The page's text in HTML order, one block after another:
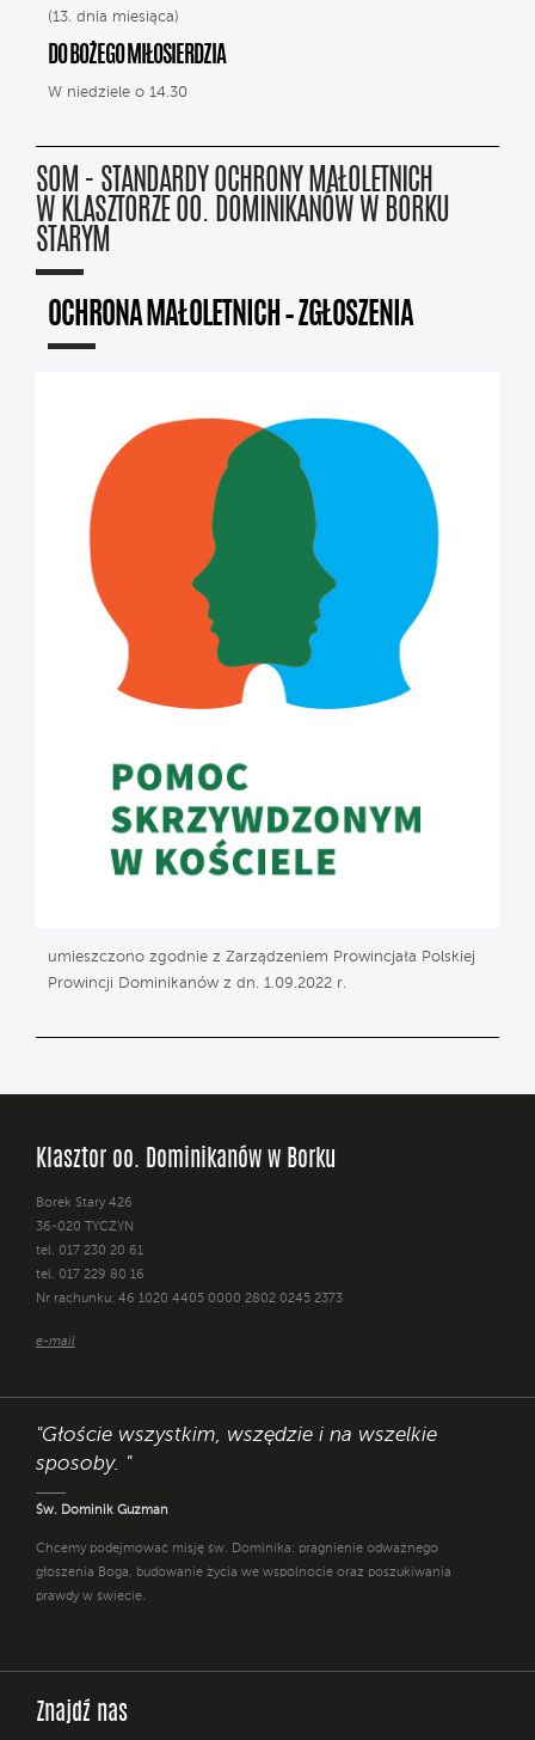
(13. dnia miesiąca)
DO BOŻEGO MIŁOSIERDZIA
W niedziele o 14.30
SOM - STANDARDY OCHRONY MAŁOLETNICH
W KLASZTORZE OO. DOMINIKANÓW W BORKU
STARYM
OCHRONA MAŁOLETNICH – ZGŁOSZENIA
umieszczono zgodnie z Zarządzeniem Prowincjała Polskiej
Prowincji Dominikanów z dn. 1.09.2022 r.
Klasztor oo. Dominikanów w Borku
Borek Stary 426
36-020 TYCZYN
tel. 017 230 20 61
tel. 017 229 80 16
Nr rachunku: 46 1020 4405 0000 2802 0245 2373
e-mail
"Głoście wszystkim, wszędzie i na wszelkie
sposoby. "
Św. Dominik Guzman
Chcemy podejmować misję św. Dominika: pragnienie odważnego
głoszenia Boga, budowanie życia we wspólnocie oraz poszukiwania
prawdy w świecie.
Znajdź nas